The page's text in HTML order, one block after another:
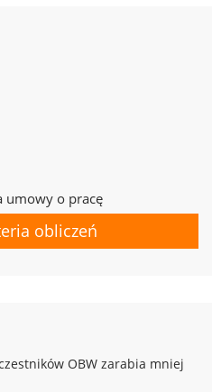
umowy o pracę
obliczeń
OBW zarabia mniej